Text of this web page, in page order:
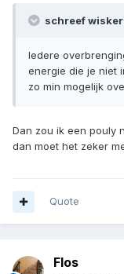
schreef
Iedere
energie die je niet
zo min mogelijk
Dan zou ik een pouly
dan moet het zeker
Quote
Flos